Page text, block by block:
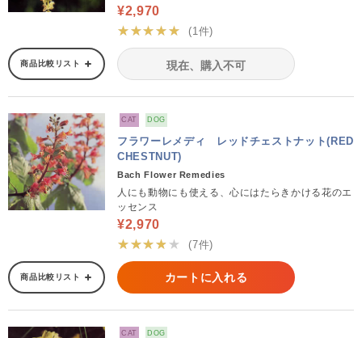
¥2,970
★★★★★
(1件)
商品比較リスト 現在、購入不可
CAT DOG
フラワーレメディ レッドチェストナット(RED
CHESTNUT)
Bach Flower Remedies
人にも動物にも使える、心にはたらきかける花のエ
ッセンス
¥2,970
★★★★★
(7件)
商品比較リスト カートに入れる
CAT DOG